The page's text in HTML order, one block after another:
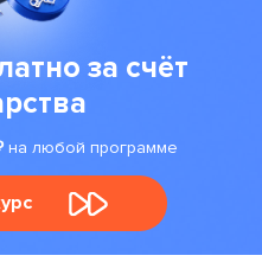
за счёт
на любой программе